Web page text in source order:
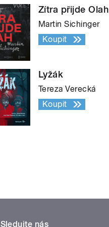
Zítra přijde Olah
Martin Sichinger
Koupit
Lyžák
Tereza Verecká
Koupit
Sledujte nás